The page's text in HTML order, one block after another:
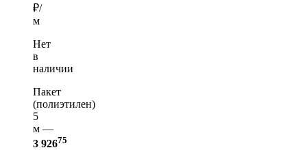
₽/
м
Нет
в
наличии
Пакет
(полиэтилен)
5
м —
3 92675